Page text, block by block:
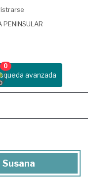
PENINSULAR
avanzada
0